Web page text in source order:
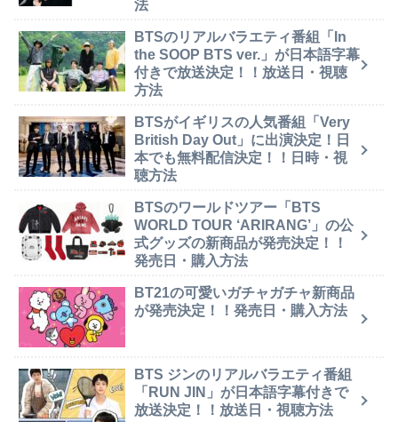
法
BTSのリアルバラエティ番組「In
the SOOP BTS ver.」が日本語字幕
付きで放送決定！！放送日・視聴
方法
BTSがイギリスの人気番組「Very
British Day Out」に出演決定！日
本でも無料配信決定！！日時・視
聴方法
BTSのワールドツアー「BTS
WORLD TOUR ‘ARIRANG’」の公
式グッズの新商品が発売決定！！
発売日・購入方法
BT21の可愛いガチャガチャ新商品
が発売決定！！発売日・購入方法
BTS ジンのリアルバラエティ番組
「RUN JIN」が日本語字幕付きで
放送決定！！放送日・視聴方法